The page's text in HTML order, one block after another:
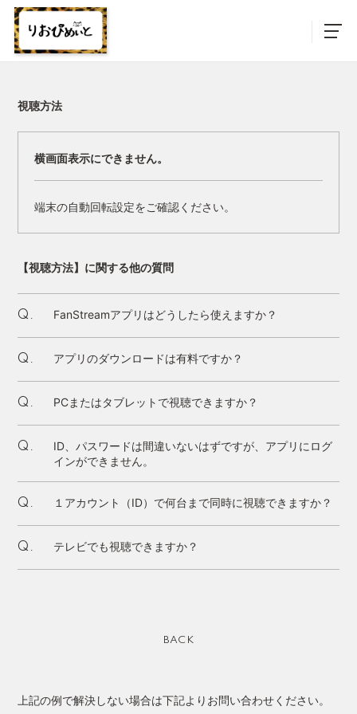
視聴方法
横画面表示にできません。
端末の自動回転設定をご確認ください。
【視聴方法】に関する他の質問
Q. FanStreamアプリはどうしたら使えますか？
Q. アプリのダウンロードは有料ですか？
Q. PCまたはタブレットで視聴できますか？
Q.
ID、パスワードは間違いないはずですが、アプリにログ
インができません。
Q. １アカウント（ID）で何台まで同時に視聴できますか？
Q. テレビでも視聴できますか？
BACK
上記の例で解決しない場合は下記よりお問い合わせください。